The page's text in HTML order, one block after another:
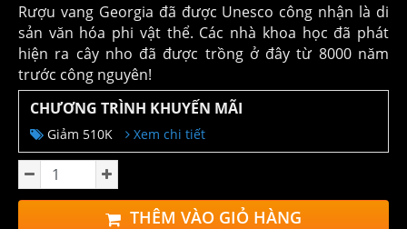
Rượu vang Georgia đã được Unesco công nhận là di
sản văn hóa phi vật thể. Các nhà khoa học đã phát
hiện ra cây nho đã được trồng ở đây từ 8000 năm
trước công nguyên!
CHƯƠNG TRÌNH KHUYẾN MÃI
Giảm 510K Xem chi tiết
THÊM VÀO GIỎ HÀNG